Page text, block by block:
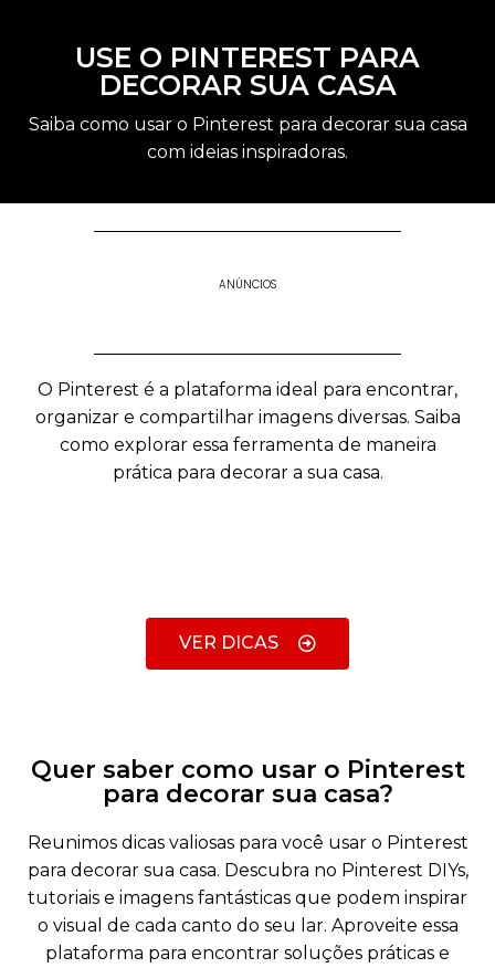
USE O PINTEREST PARA
DECORAR SUA CASA
Saiba como usar o Pinterest para decorar sua casa
com ideias inspiradoras.
ANÚNCIOS
O Pinterest é a plataforma ideal para encontrar,
organizar e compartilhar imagens diversas. Saiba
como explorar essa ferramenta de maneira
prática para decorar a sua casa.
VER DICAS
Quer saber como usar o Pinterest
para decorar sua casa?
Reunimos dicas valiosas para você usar o Pinterest
para decorar sua casa. Descubra no Pinterest DIYs,
tutoriais e imagens fantásticas que podem inspirar
o visual de cada canto do seu lar. Aproveite essa
plataforma para encontrar soluções práticas e